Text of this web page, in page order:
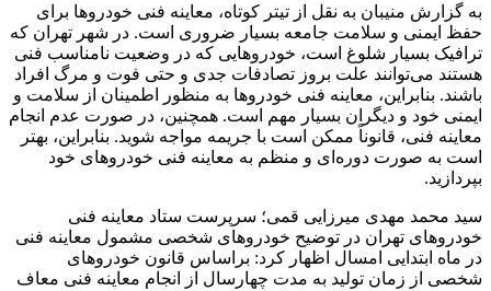
به گزارش منیبان به نقل از تیتر کوتاه، معاینه فنی خودروها برای
حفظ ایمنی و سلامت جامعه بسیار ضروری است. در شهر تهران که
ترافیک بسیار شلوغ است، خودروهایی که در وضعیت نامناسب فنی
هستند می‌توانند علت بروز تصادفات جدی و حتی فوت و مرگ افراد
باشند. بنابراین، معاینه فنی خودروها به منظور اطمینان از سلامت و
ایمنی خود و دیگران بسیار مهم است. همچنین، در صورت عدم انجام
معاینه فنی، قانوناً ممکن است با جریمه مواجه شوید. بنابراین، بهتر
است به صورت دوره‌ای و منظم به معاینه فنی خودروهای خود
بپردازید.
سید محمد مهدی میرزایی قمی؛ سرپرست ستاد معاینه فنی
خودروهای تهران در توضیح خودروهای شخصی مشمول معاینه فنی
در ماه ابتدایی امسال اظهار کرد: براساس قانون خودروهای
شخصی از زمان تولید به مدت چهارسال از انجام معاینه فنی معاف